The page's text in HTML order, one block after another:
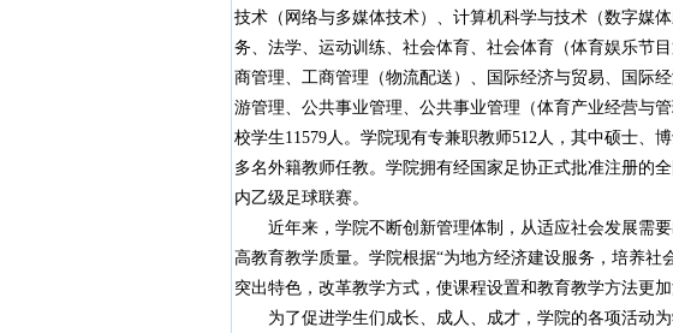
技术（网络与多媒体技术）、计算机科学与技术（数字媒
务、法学、运动训练、社会体育、社会体育（体育娱乐节
商管理、工商管理（物流配送）、国际经济与贸易、国际
游管理、公共事业管理、公共事业管理（体育产业经营与
校学生11579人。学院现有专兼职教师512人，其中硕士、
多名外籍教师任教。学院拥有经国家足协正式批准注册的
内乙级足球联赛。
近年来，学院不断创新管理体制，从适应社会发展需要
高教育教学质量。学院根据“为地方经济建设服务，培养社
突出特色，改革教学方式，使课程设置和教育教学方法更加
为了促进学生们成长、成人、成才，学院的各项活动为